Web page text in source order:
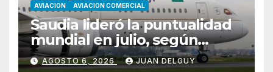
AVIACION AVIACION COMERCIAL
Saudia lideró la puntualidad
mundial en julio, según
Cirium
AGOSTO 6, 2026 JUAN DELGUY